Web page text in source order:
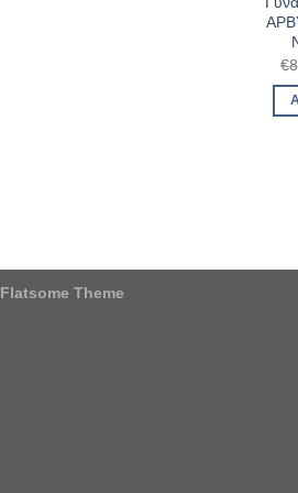
€
Flatsome Theme